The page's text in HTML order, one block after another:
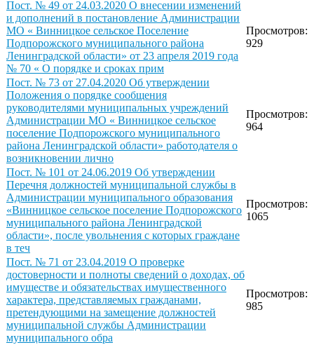
Пост. № 49 от 24.03.2020 О внесении изменений
и дополнений в постановление Администрации
МО « Винницкое сельское Поселение
Подпорожского муниципального района
Ленинградской области» от 23 апреля 2019 года
№ 70 « О порядке и сроках прим
Просмотров:
929
Пост. № 73 от 27.04.2020 Об утверждении
Положения о порядке сообщения
руководителями муниципальных учреждений
Администрации МО « Винницкое сельское
поселение Подпорожского муниципального
района Ленинградской области» работодателя о
возникновении лично
Просмотров:
964
Пост. № 101 от 24.06.2019 Об утверждении
Перечня должностей муниципальной службы в
Администрации муниципального образования
«Винницкое сельское поселение Подпорожского
муниципального района Ленинградской
области», после увольнения с которых граждане
в теч
Просмотров:
1065
Пост. № 71 от 23.04.2019 О проверке
достоверности и полноты сведений о доходах, об
имуществе и обязательствах имущественного
характера, представляемых гражданами,
претендующими на замещение должностей
муниципальной службы Администрации
муниципального обра
Просмотров:
985